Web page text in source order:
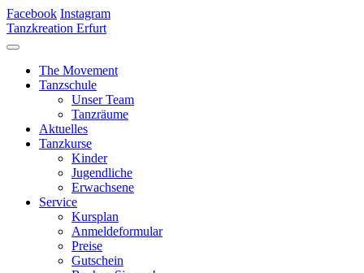
Facebook Instagram
Tanzkreation Erfurt
The Movement
Tanzschule
Unser Team
Tanzräume
Aktuelles
Tanzkurse
Kinder
Jugendliche
Erwachsene
Service
Kursplan
Anmeldeformular
Preise
Gutschein